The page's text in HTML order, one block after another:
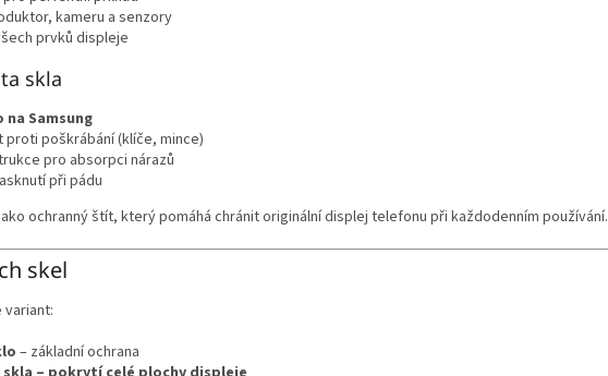
kameru a senzory
prvků displeje
skla
na Samsung
poškrábání (klíče, mince)
pro absorpci nárazů
při pádu
ochranný štít, který pomáhá chránit originální displej telefonu při každodenním používání.
skel
variant:
– základní ochrana